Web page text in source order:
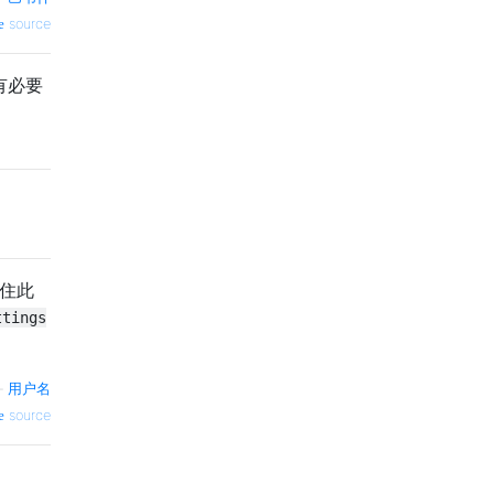
source
必要
此
用户名
source